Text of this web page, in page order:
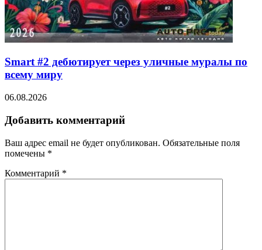
Smart #2 дебютирует через уличные муралы по
всему миру
06.08.2026
Добавить комментарий
Ваш адрес email не будет опубликован. Обязательные поля
помечены *
Комментарий *